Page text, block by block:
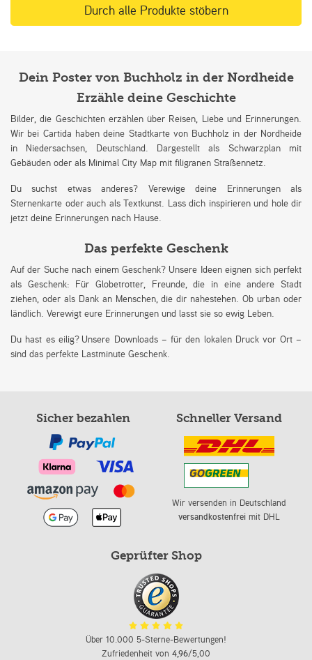
Durch alle Produkte stöbern
Dein Poster von Buchholz in der Nordheide
Erzähle deine Geschichte
Bilder, die Geschichten erzählen über Reisen, Liebe und Erinnerungen.
Wir bei Cartida haben deine Stadtkarte von Buchholz in der Nordheide
in Niedersachsen, Deutschland. Dargestellt als Schwarzplan mit
Gebäuden oder als Minimal City Map mit filigranen Straßennetz.
Du suchst etwas anderes? Verewige deine Erinnerungen als
Sternenkarte oder auch als Textkunst. Lass dich inspirieren und hole dir
jetzt deine Erinnerungen nach Hause.
Das perfekte Geschenk
Auf der Suche nach einem Geschenk? Unsere Ideen eignen sich perfekt
als Geschenk: Für Globetrotter, Freunde, die in eine andere Stadt
ziehen, oder als Dank an Menschen, die dir nahestehen. Ob urban oder
ländlich. Verewigt eure Erinnerungen und lasst sie so ewig Leben.
Du hast es eilig? Unsere Downloads – für den lokalen Druck vor Ort –
sind das perfekte Lastminute Geschenk.
Sicher bezahlen Schneller Versand
Wir versenden in Deutschland
versandkostenfreimit DHL
Geprüfter Shop
Über 10.000 5-Sterne-Bewertungen!
Zufriedenheit von 4,96/5,00